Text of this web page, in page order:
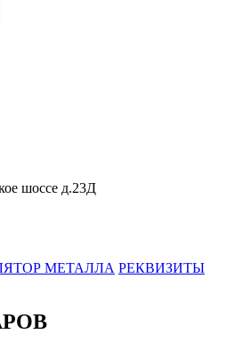
шоссе д.23Д
МЕТАЛЛА РЕКВИЗИТЫ